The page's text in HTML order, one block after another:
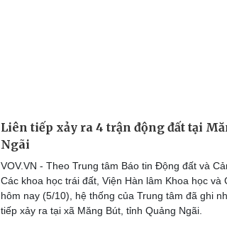
Liên tiếp xảy ra 4 trận động đất tại
Ngãi
VOV.VN - Theo Trung tâm Báo tin Động đất và
Các khoa học trái đất, Viện Hàn lâm Khoa học và
hôm nay (5/10), hệ thống của Trung tâm đã ghi
tiếp xảy ra tại xã Măng Bút, tỉnh Quảng Ngãi.